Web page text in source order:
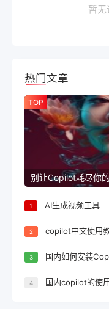
暂
热门文章
TOP
别让Copilot耗尽你
1 AI生成视频工具
2 copilot中文使用
3 国内如何安装
4 国内copilot的使